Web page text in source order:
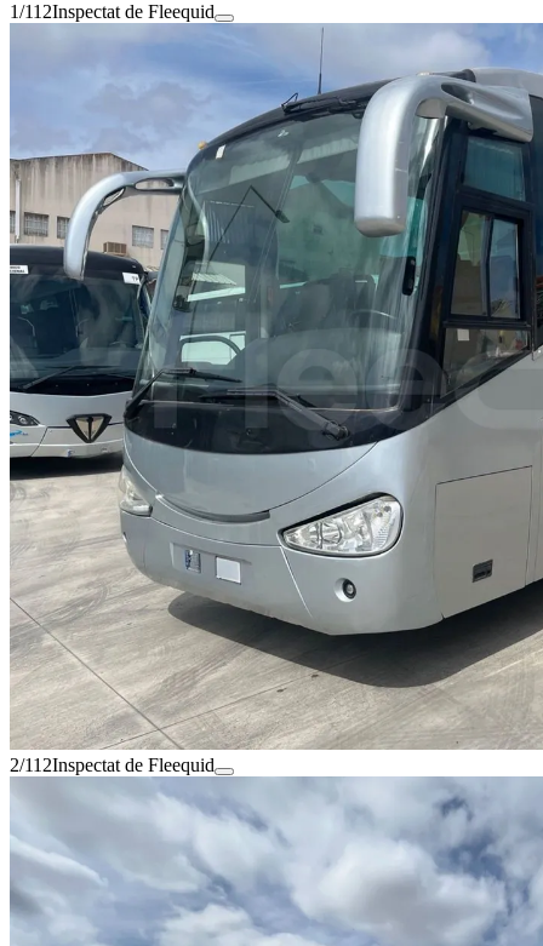
1/112Inspectat de Fleequid
2/112Inspectat de Fleequid